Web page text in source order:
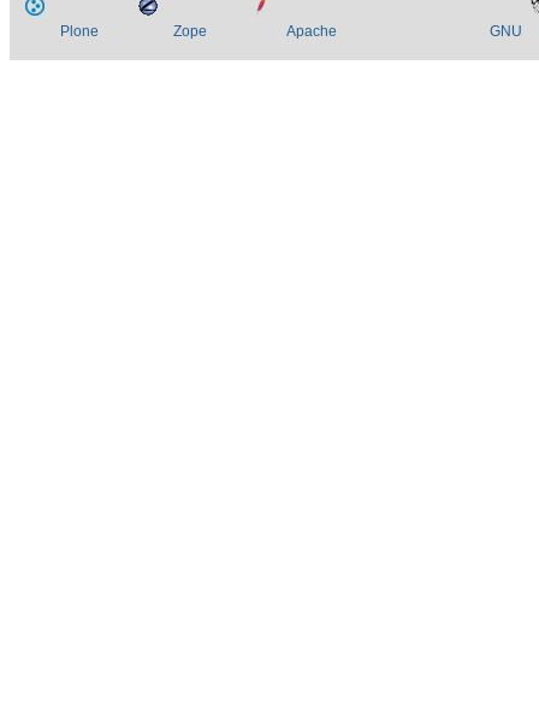
Plone Zope Apache GNU